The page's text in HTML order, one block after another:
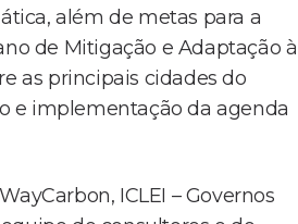
além de metas para a
de Mitigação e Adaptação à
as principais cidades do
e implementação da agenda
ICLEI – Governos